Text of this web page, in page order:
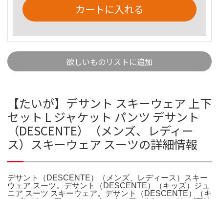
カートに入れる
欲しいものリストに追加
【たいが】デサント スキーウェア 上下
セット L ジャケット パンツ デサント
（DESCENTE）（メンズ、レディー
ス）スキーウェア スーツの詳細情報
デサント（DESCENTE）（メンズ、レディース）スキー
ウェア スーツ。デサント（DESCENTE）（キッズ）ジュ
ニア スーツ スキーウェア。デサント（DESCENTE）（キ